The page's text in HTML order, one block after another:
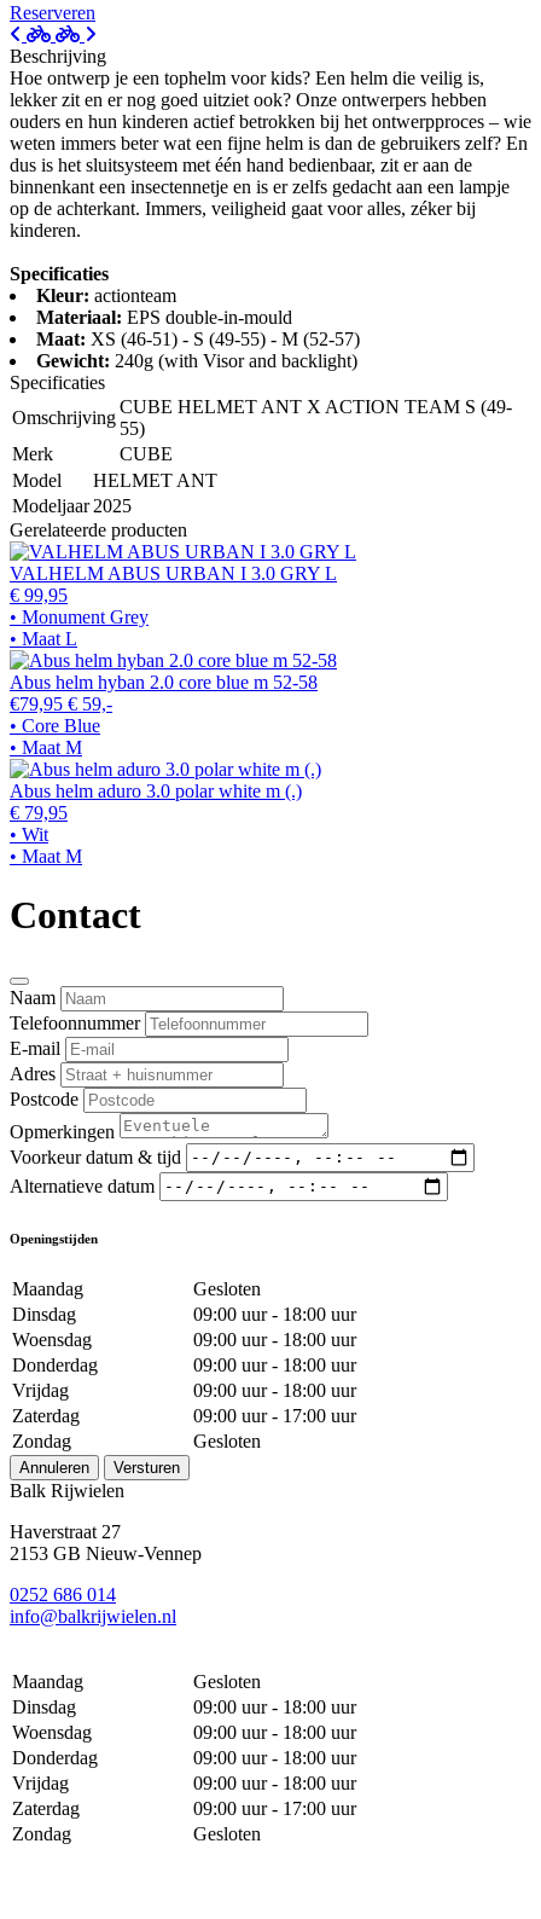
Reserveren
Beschrijving
Hoe ontwerp je een tophelm voor kids? Een helm die veilig is,
lekker zit en er nog goed uitziet ook? Onze ontwerpers hebben
ouders en hun kinderen actief betrokken bij het ontwerpproces – wie
weten immers beter wat een fijne helm is dan de gebruikers zelf? En
dus is het sluitsysteem met één hand bedienbaar, zit er aan de
binnenkant een insectennetje en is er zelfs gedacht aan een lampje
op de achterkant. Immers, veiligheid gaat voor alles, zéker bij
kinderen.
Specificaties
Kleur: actionteam
Materiaal: EPS double-in-mould
Maat: XS (46-51) - S (49-55) - M (52-57)
Gewicht: 240g (with Visor and backlight)
Specificaties
Omschrijving
CUBE HELMET ANT X ACTION TEAM S (49-
55)
Merk
CUBE
Model
HELMET ANT
Modeljaar 2025
Gerelateerde producten
VALHELM ABUS URBAN I 3.0 GRY L
€ 99,95
• Monument Grey
• Maat L
Abus helm hyban 2.0 core blue m 52-58
€79,95 € 59,-
• Core Blue
• Maat M
Abus helm aduro 3.0 polar white m (.)
€ 79,95
• Wit
• Maat M
Contact
Naam
Telefoonnummer
E-mail
Adres
Postcode
Opmerkingen
Voorkeur datum & tijd
Alternatieve datum
Openingstijden
Maandag
Gesloten
Dinsdag
09:00 uur - 18:00 uur
Woensdag
09:00 uur - 18:00 uur
Donderdag
09:00 uur - 18:00 uur
Vrijdag
09:00 uur - 18:00 uur
Zaterdag
09:00 uur - 17:00 uur
Zondag
Gesloten
Annuleren Versturen
Balk Rijwielen
Haverstraat 27
2153 GB Nieuw-Vennep
0252 686 014
info@balkrijwielen.nl
Maandag
Gesloten
Dinsdag
09:00 uur - 18:00 uur
Woensdag
09:00 uur - 18:00 uur
Donderdag
09:00 uur - 18:00 uur
Vrijdag
09:00 uur - 18:00 uur
Zaterdag
09:00 uur - 17:00 uur
Zondag
Gesloten